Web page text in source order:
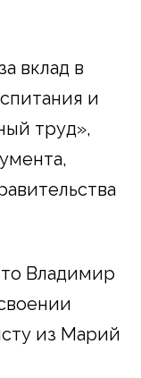
вклад в
и
труд»,
Владимир
из Марий